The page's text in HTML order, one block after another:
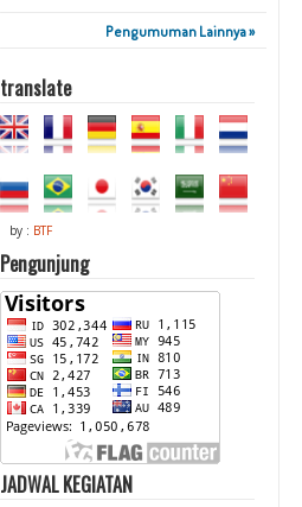
Pengumuman Lainnya »
translate
by : BTF
Pengunjung
JADWAL KEGIATAN